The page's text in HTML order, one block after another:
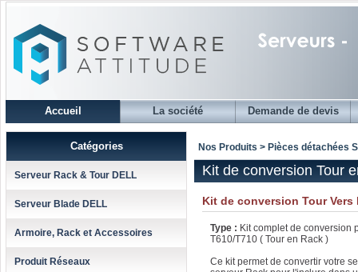
Accueil La société Demande de devis
Catégories
Serveur Rack & Tour DELL
Serveur Blade DELL
Armoire, Rack et Accessoires
Produit Réseaux
Nos Produits > Pièces détachées
Kit de conversion Tour
Kit de conversion Tour Vers
Type : Kit complet de conversion
T610/T710 ( Tour en Rack )
Ce kit permet de convertir votre